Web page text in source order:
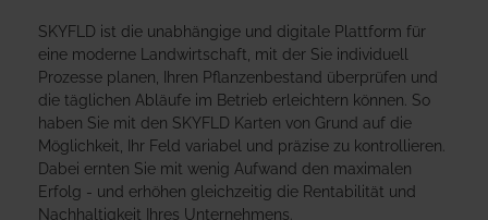
SKYFLD ist die unabhängige und digitale Plattform für
eine moderne Landwirtschaft, mit der Sie individuell
Prozesse planen, Ihren Pflanzenbestand überprüfen und
die täglichen Abläufe im Betrieb erleichtern können. So
haben Sie mit den SKYFLD Karten von Grund auf die
Möglichkeit, Ihr Feld variabel und präzise zu kontrollieren.
Dabei ernten Sie mit wenig Aufwand den maximalen
Erfolg - und erhöhen gleichzeitig die Rentabilität und
Nachhaltigkeit Ihres Unternehmens.